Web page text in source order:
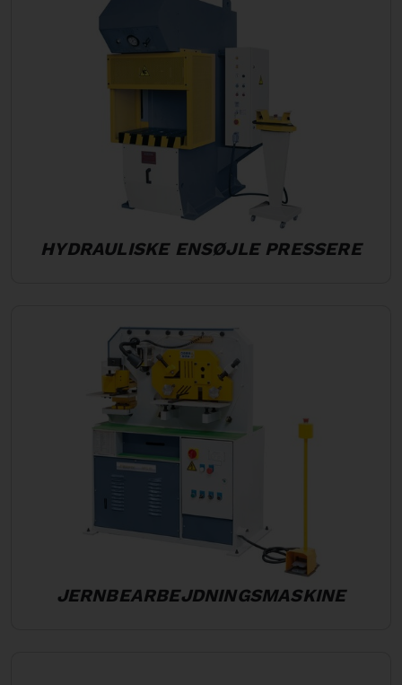
HYDRAULISKE ENSØJLE PRESSERE
JERNBEARBEJDNINGSMASKINE